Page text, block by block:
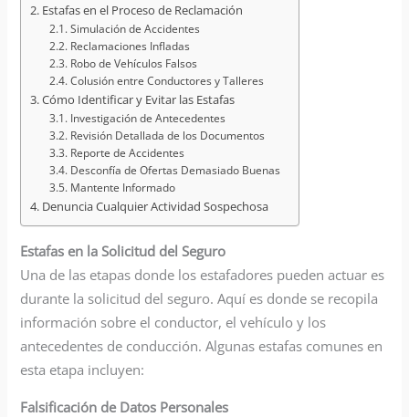
Estafas en el Proceso de Reclamación
Simulación de Accidentes
Reclamaciones Infladas
Robo de Vehículos Falsos
Colusión entre Conductores y Talleres
Cómo Identificar y Evitar las Estafas
Investigación de Antecedentes
Revisión Detallada de los Documentos
Reporte de Accidentes
Desconfía de Ofertas Demasiado Buenas
Mantente Informado
Denuncia Cualquier Actividad Sospechosa
Estafas en la Solicitud del Seguro
Una de las etapas donde los estafadores pueden actuar es
durante la solicitud del seguro. Aquí es donde se recopila
información sobre el conductor, el vehículo y los
antecedentes de conducción. Algunas estafas comunes en
esta etapa incluyen:
Falsificación de Datos Personales